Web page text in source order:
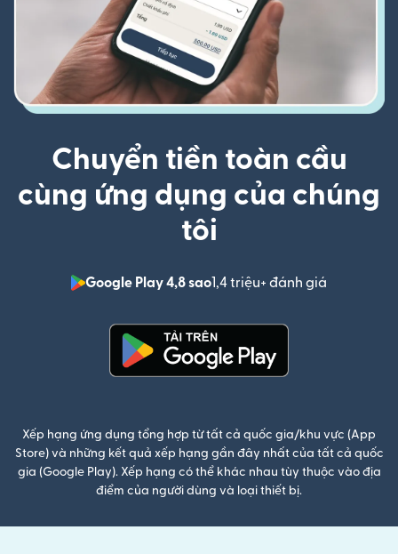
Chuyển tiền toàn cầu
cùng ứng dụng của chúng
tôi
Google Play 4,8 sao1,4 triệu+ đánh giá
Xếp hạng ứng dụng tổng hợp từ tất cả quốc gia/khu vực (App
Store) và những kết quả xếp hạng gần đây nhất của tất cả quốc
gia (Google Play). Xếp hạng có thể khác nhau tùy thuộc vào địa
điểm của người dùng và loại thiết bị.